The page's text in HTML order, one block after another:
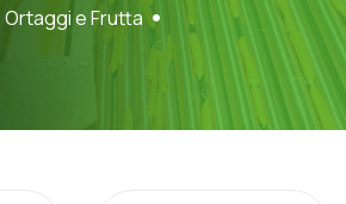
Ortaggi e Frutta